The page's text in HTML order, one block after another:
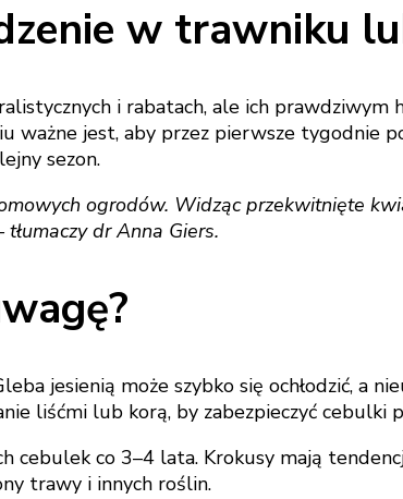
w trawniku
i rabatach, ale ich
ważne jest, aby przez pierwsze tygodnie
sezon.
ogrodów. Widząc przekwitnięte
dr Anna Giers.
jesienią może szybko się ochłodzić, a
liśćmi lub korą, by zabezpieczyć cebulki
co 3–4 lata. Krokusy mają
trawy i innych roślin.